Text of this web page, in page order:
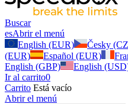
Buscar
esAbrir el menú
English (EUR)
Česky
(EUR)
Español (EUR)
English (GBP)
English
Ir al carrito0
Carrito Está vacío
Abrir el menú